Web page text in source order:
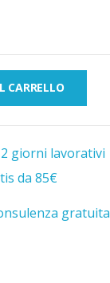
CARRELLO
giorni lavorativi
da 85€
gratuita